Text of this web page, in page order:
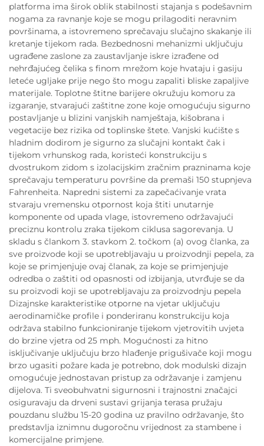
platforma ima širok oblik stabilnosti stajanja s podešavnim
nogama za ravnanje koje se mogu prilagoditi neravnim
površinama, a istovremeno sprečavaju slučajno skakanje ili
kretanje tijekom rada. Bezbednosni mehanizmi uključuju
ugrađene zaslone za zaustavljanje iskre izrađene od
nehrđajućeg čelika s finom mrežom koje hvataju i gasiju
leteće ugljake prije nego što mogu zapaliti bliske zapaljive
materijale. Toplotne štitne barijere okružuju komoru za
izgaranje, stvarajući zaštitne zone koje omogućuju sigurno
postavljanje u blizini vanjskih namještaja, kišobrana i
vegetacije bez rizika od toplinske štete. Vanjski kućište s
hladnim dodirom je sigurno za slučajni kontakt čak i
tijekom vrhunskog rada, koristeći konstrukciju s
dvostrukom zidom s izolacijskim zračnim prazninama koje
sprečavaju temperaturu površine da premaši 150 stupnjeva
Fahrenheita. Napredni sistemi za zapečaćivanje vrata
stvaraju vremensku otpornost koja štiti unutarnje
komponente od upada vlage, istovremeno održavajući
preciznu kontrolu zraka tijekom ciklusa sagorevanja. U
skladu s člankom 3. stavkom 2. točkom (a) ovog članka, za
sve proizvode koji se upotrebljavaju u proizvodnji pepela, za
koje se primjenjuje ovaj članak, za koje se primjenjuje
odredba o zaštiti od opasnosti od izbijanja, utvrđuje se da
su proizvodi koji se upotrebljavaju za proizvodnju pepela
Dizajnske karakteristike otporne na vjetar uključuju
aerodinamičke profile i ponderiranu konstrukciju koja
održava stabilno funkcioniranje tijekom vjetrovitih uvjeta
do brzine vjetra od 25 mph. Mogućnosti za hitno
isključivanje uključuju brzo hlađenje prigušivače koji mogu
brzo ugasiti požare kada je potrebno, dok modulski dizajn
omogućuje jednostavan pristup za održavanje i zamjenu
dijelova. Ti sveobuhvatni sigurnosni i trajnostni značajci
osiguravaju da drveni sustavi grijanja terasa pružaju
pouzdanu službu 15-20 godina uz pravilno održavanje, što
predstavlja iznimnu dugoročnu vrijednost za stambene i
komercijalne primjene.